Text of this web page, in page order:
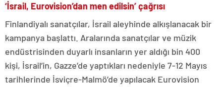
‘İsrail, Eurovision’dan men edilsin’ çağrısı
Finlandiyalı sanatçılar, İsrail aleyhinde alkışlanacak bir
kampanya başlattı. Aralarında sanatçılar ve müzik
endüstrisinden duyarlı insanların yer aldığı bin 400
kişi, İsrail’in, Gazze’de yaptıkları nedeniyle 7-12 Mayıs
tarihlerinde İsviçre-Malmö’de yapılacak Eurovision